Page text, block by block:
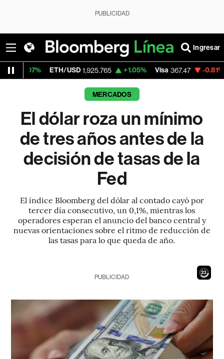
PUBLICIDAD
Ingresar
ETH/USD 1,925.765 +1.05% Visa 367.47 -0.81%
MERCADOS
El dólar roza un mínimo
de tres años antes de la
decisión de tasas de la
Fed
El índice Bloomberg del dólar al contado cayó por
tercer día consecutivo, un 0,1%, mientras los
operadores esperan el anuncio del banco central y
nuevas orientaciones sobre el ritmo de reducción de
las tasas para lo que queda de año.
21
PUBLICIDAD